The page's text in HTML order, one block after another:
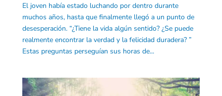
El joven había estado luchando por dentro durante
muchos años, hasta que finalmente llegó a un punto de
desesperación. “¿Tiene la vida algún sentido? ¿Se puede
realmente encontrar la verdad y la felicidad duradera? ”
Estas preguntas perseguían sus horas de...